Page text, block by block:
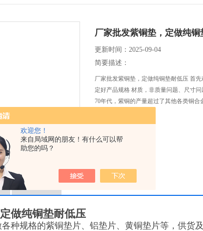
欢迎您！
来自局域网的朋友！有什么可以帮
助您的吗？
厂家批发紫铜垫，定做纯铜
更新时间：2025-09-04
简要描述：
厂家批发紫铜垫，定做纯铜垫耐低压 首
定好产品规格 材质，非质量问题、尺寸
70年代，紫铜的产量超过了其他各类铜合
留言询价
做纯铜垫耐低压
种规格的紫铜垫片、铝垫片、黄铜垫片等，供货